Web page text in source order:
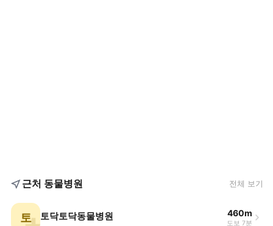
근처 동물병원 전체 보기
토 토닥토닥동물병원 460m
도보 7분